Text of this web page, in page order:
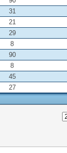
31
21
29
8
90
8
45
27